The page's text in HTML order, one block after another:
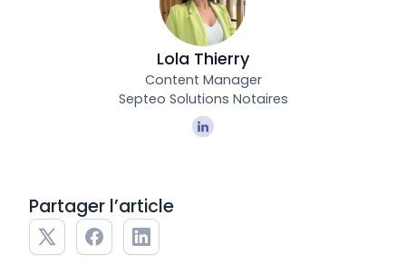
Partager l’article
Lola Thierry
Content Manager
Septeo Solutions Notaires